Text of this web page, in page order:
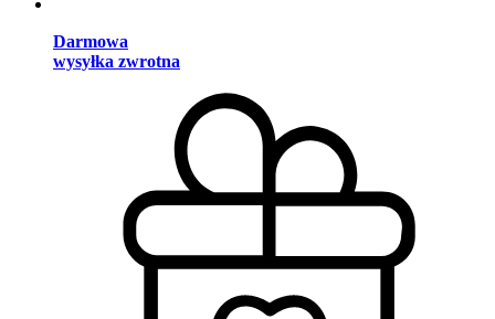
Darmowa
wysyłka zwrotna